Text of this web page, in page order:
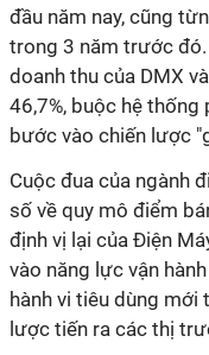
đầu năm nay, cũng
trong 3 năm trước
doanh thu của DMX
46,7%, buộc hệ
bước vào chiến lược
Cuộc đua của ngành
số về quy mô điểm
định vị lại của Điện
vào năng lực vận
hành vi tiêu dùng mới
lược tiến ra các thị